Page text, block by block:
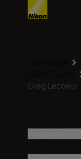
Greg Lecoeur